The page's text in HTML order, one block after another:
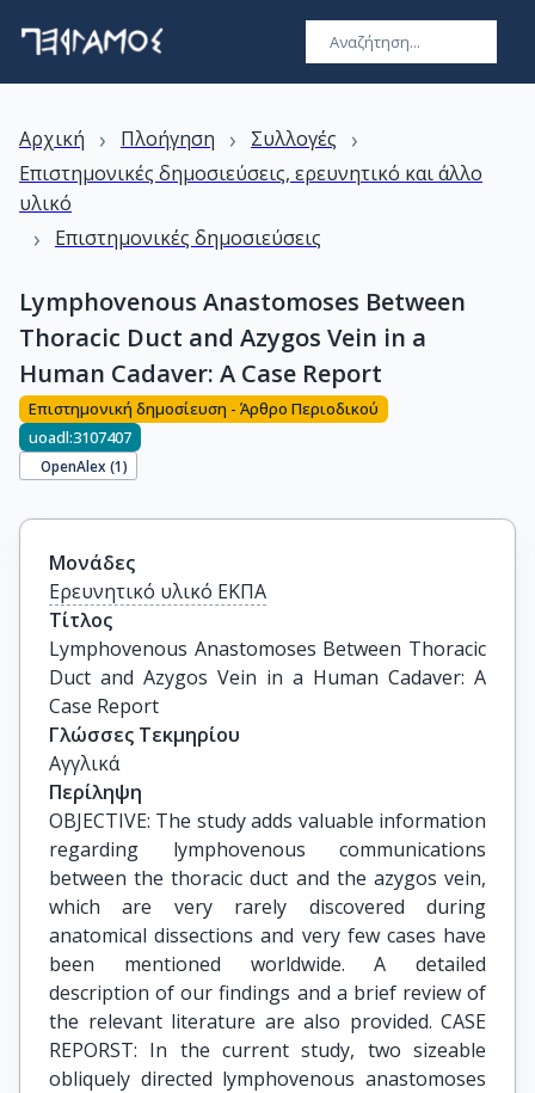
Αρχική › Πλοήγηση › Συλλογές ›
Επιστημονικές δημοσιεύσεις, ερευνητικό και άλλο
υλικό
› Επιστημονικές δημοσιεύσεις
Lymphovenous Anastomoses Between
Thoracic Duct and Azygos Vein in a
Human Cadaver: A Case Report
Επιστημονική δημοσίευση - Άρθρο Περιοδικού
uoadl:3107407
OpenAlex (1)
Μονάδες
Ερευνητικό υλικό ΕΚΠΑ
Τίτλος
Lymphovenous Anastomoses Between Thoracic
Duct and Azygos Vein in a Human Cadaver: A
Case Report
Γλώσσες Τεκμηρίου
Αγγλικά
Περίληψη
OBJECTIVE: The study adds valuable information
regarding lymphovenous communications
between the thoracic duct and the azygos vein,
which are very rarely discovered during
anatomical dissections and very few cases have
been mentioned worldwide. A detailed
description of our findings and a brief review of
the relevant literature are also provided. CASE
REPORST: In the current study, two sizeable
obliquely directed lymphovenous anastomoses